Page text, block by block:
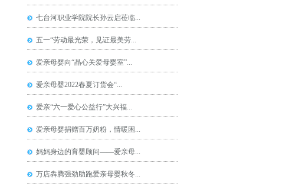
七台河职业学院院长孙云启莅临...
五一“劳动最光荣，见证最美劳...
爱亲母婴向“晶心关爱母婴室”...
爱亲母婴2022春夏订货会“...
爱亲“六一爱心公益行”大兴福...
爱亲母婴捐赠百万奶粉，情暖困...
妈妈身边的育婴顾问——爱亲母...
万店犇腾强劲助跑爱亲母婴秋冬...